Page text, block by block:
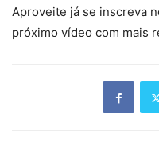
Aproveite já se inscreva
próximo vídeo com mais